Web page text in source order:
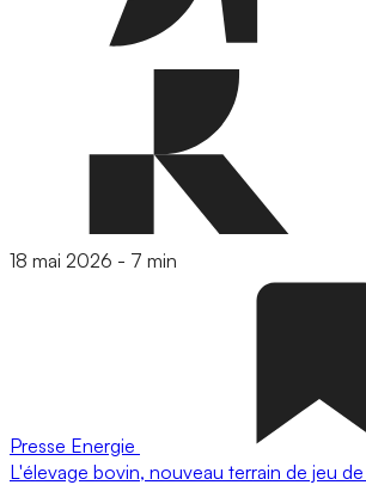
18 mai 2026 - 7 min
Presse Energie
L'élevage bovin, nouveau terrain de jeu de